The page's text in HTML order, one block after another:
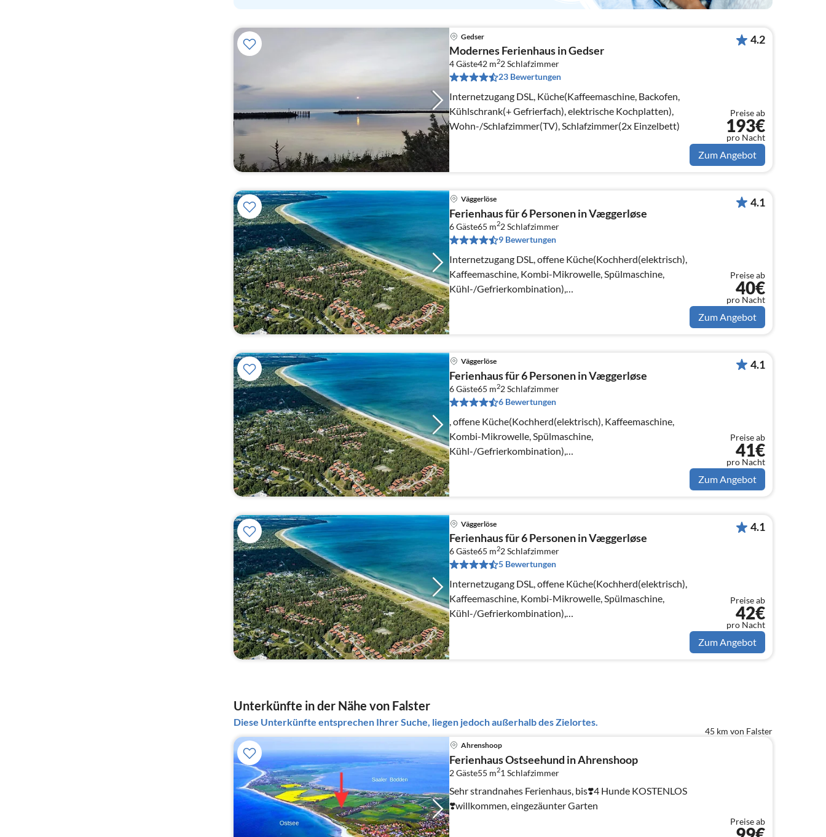
Gedser
Modernes Ferienhaus in Gedser
4 Gäste42 m22Schlafzimmer
23 Bewertungen
Internetzugang DSL, Küche(Kaffeemaschine, Backofen,
Kühlschrank(+ Gefrierfach), elektrische Kochplatten),
Wohn-/Schlafzimmer(TV), Schlafzimmer(2x Einzelbett)
4.2
Preise ab
193€
pro Nacht
Zum Angebot
Väggerlöse
Ferienhaus für 6 Personen in Væggerløse
6 Gäste65 m22Schlafzimmer
9 Bewertungen
Internetzugang DSL, offene Küche(Kochherd(elektrisch),
Kaffeemaschine, Kombi-Mikrowelle, Spülmaschine,
Kühl-/Gefrierkombination),
Wohn-/Schlafzimmer(TV(Kabel), Herd(Holz)
4.1
Preise ab
40€
pro Nacht
Zum Angebot
Väggerlöse
Ferienhaus für 6 Personen in Væggerløse
6 Gäste65 m22Schlafzimmer
6 Bewertungen
, offene Küche(Kochherd(elektrisch), Kaffeemaschine,
Kombi-Mikrowelle, Spülmaschine,
Kühl-/Gefrierkombination),
Wohn-/Schlafzimmer(TV(Kabel), Herd(Holz), DVD-
Spieler, Radio)
4.1
Preise ab
41€
pro Nacht
Zum Angebot
Väggerlöse
Ferienhaus für 6 Personen in Væggerløse
6 Gäste65 m22Schlafzimmer
5 Bewertungen
Internetzugang DSL, offene Küche(Kochherd(elektrisch),
Kaffeemaschine, Kombi-Mikrowelle, Spülmaschine,
Kühl-/Gefrierkombination),
Wohn-/Schlafzimmer(TV(Kabel), Herd(Holz)
4.1
Preise ab
42€
pro Nacht
Zum Angebot
Unterkünfte in der Nähe von Falster
Diese Unterkünfte entsprechen Ihrer Suche, liegen jedoch außerhalb des Zielortes.
45 km von Falster
Ahrenshoop
Ferienhaus Ostseehund in Ahrenshoop
2 Gäste55 m21 Schlafzimmer
Sehr strandnahes Ferienhaus, bis❣️4 Hunde KOSTENLOS
❣️willkommen, eingezäunter Garten
Preise ab